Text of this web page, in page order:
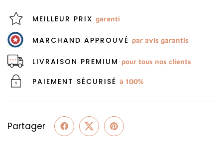
MEILLEUR PRIX garanti
MARCHAND APPROUVÉ par avis garantis
LIVRAISON PREMIUM pour tous nos clients
PAIEMENT SÉCURISÉ à 100%
Partager